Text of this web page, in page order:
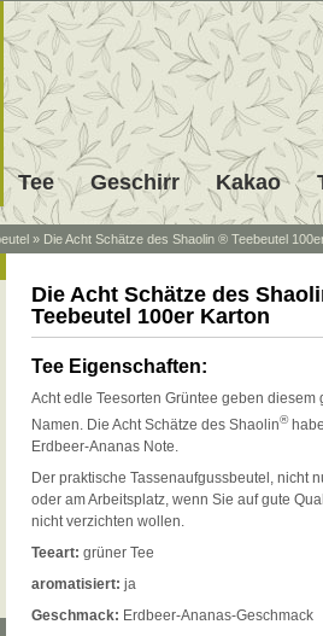
Tee Geschirr Kakao
» Die Acht Schätze des Shaolin ® Teebeutel
Die Acht Schätze des
Teebeutel 100er Karton
Tee Eigenschaften:
Acht edle Teesorten Grüntee geben diesem
Namen. Die Acht Schätze des Shaolin®
Erdbeer-Ananas Note.
Der praktische Tassenaufgussbeutel, nicht
oder am Arbeitsplatz, wenn Sie auf gute
nicht verzichten wollen.
Teeart: grüner Tee
aromatisiert: ja
Geschmack: Erdbeer-Ananas-Geschmack